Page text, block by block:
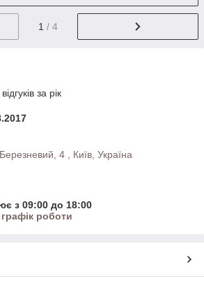
1 / 4
за рік
4 , Київ, Україна
з 09:00 до 18:00
роботи